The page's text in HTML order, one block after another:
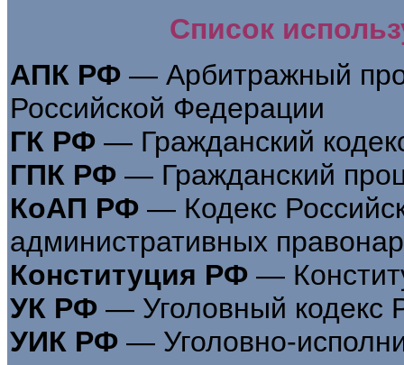
Список
АПК РФ — Арбитражный
Российской Федерации
ГК РФ — Гражданский
ГПК РФ — Гражданский
КоАП РФ — Кодекс
административных
Конституция РФ —
УК РФ — Уголовный кодекс
УИК РФ — Уголовно-